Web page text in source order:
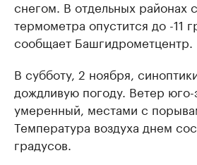
снегом. В отдельных районах
термометра опустится до -11
сообщает Башгидрометцентр.
В субботу, 2 ноября,
дождливую погоду. Ветер
умеренный, местами с
Температура воздуха днем
градусов.